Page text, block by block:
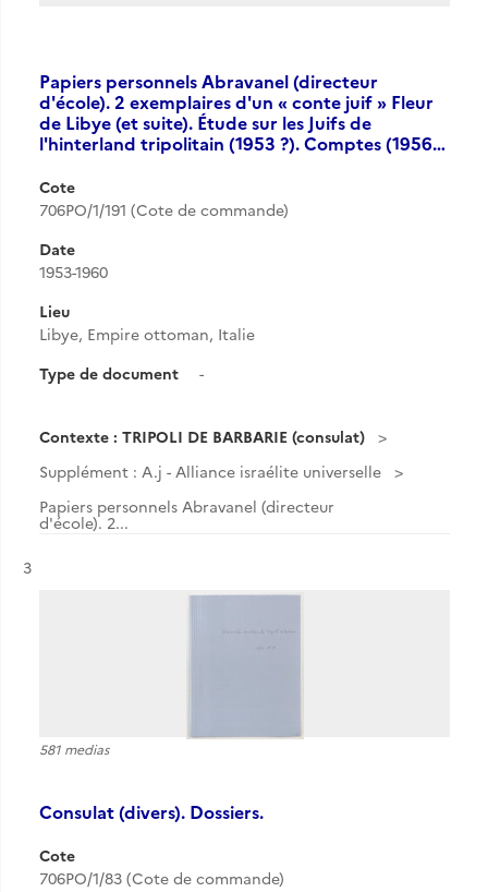
Papiers personnels Abravanel (directeur
d'école). 2 exemplaires d'un « conte juif » Fleur
de Libye (et suite). Étude sur les Juifs de
l'hinterland tripolitain (1953 ?). Comptes (1956…
Cote
706PO/1/191 (Cote de commande)
Date
1953-1960
Lieu
Libye, Empire ottoman, Italie
Type de document
-
Contexte : TRIPOLI DE BARBARIE (consulat)
Supplément : A.j - Alliance israélite universelle
Papiers personnels Abravanel (directeur
d'école). 2...
Résultat n°
3
581 medias
Consulat (divers). Dossiers.
Cote
706PO/1/83 (Cote de commande)